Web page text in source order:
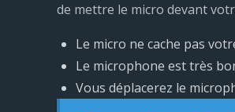
de mettre le micro devant
Le micro ne cache pas
Le microphone est très
Vous déplacerez le